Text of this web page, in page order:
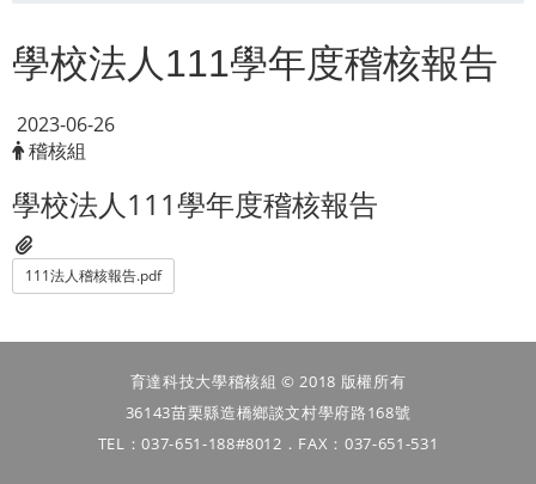
學校法人111學年度稽核報告
2023-06-26
稽核組
學校法人111學年度稽核報告
111法人稽核報告.pdf
育達科技大學稽核組 © 2018 版權所有
36143苗栗縣造橋鄉談文村學府路168號
TEL：037-651-188#8012．FAX：037-651-531